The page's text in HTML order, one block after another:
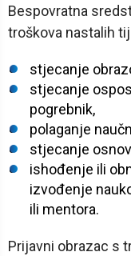
Bespovratna
troškova nastalih
stjecanje
stjecanje
pogrebnik,
polaganje
stjecanje
ishođenje ili
izvođenje
ili mentora.
Prijavni obrazac s